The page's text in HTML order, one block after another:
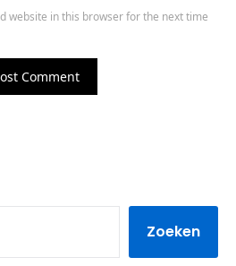
website in this browser for the next time
Zoeken